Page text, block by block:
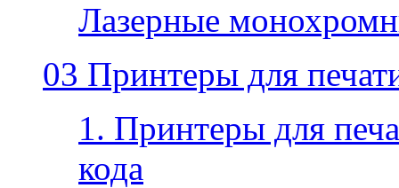
Лазерные
03 Принтеры для
1. Принтеры для
кода